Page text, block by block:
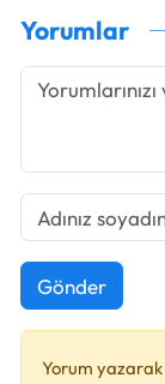
Yorumlar
Gönder
Yorum yazarak